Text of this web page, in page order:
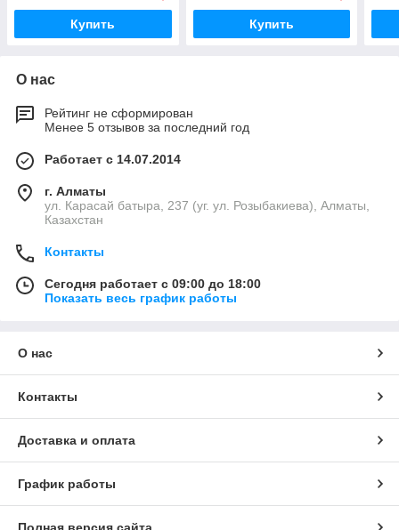
Купить Купить
О нас
Рейтинг не сформирован
Менее 5 отзывов за последний год
Работает с 14.07.2014
г. Алматы
ул. Карасай батыра, 237 (уг. ул. Розыбакиева), Алматы,
Казахстан
Контакты
Сегодня работает с 09:00 до 18:00
Показать весь график работы
О нас
Контакты
Доставка и оплата
График работы